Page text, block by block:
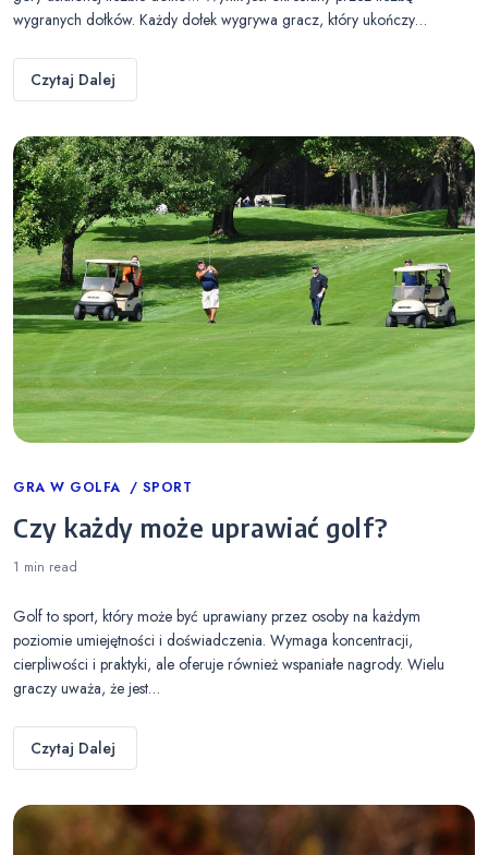
wygranych dołków. Każdy dołek wygrywa gracz, który ukończy…
Czytaj Dalej
Categories
GRA W GOLFA SPORT
Czy każdy może uprawiać golf?
1 min read
Golf to sport, który może być uprawiany przez osoby na każdym
poziomie umiejętności i doświadczenia. Wymaga koncentracji,
cierpliwości i praktyki, ale oferuje również wspaniałe nagrody. Wielu
graczy uważa, że jest…
Czytaj Dalej